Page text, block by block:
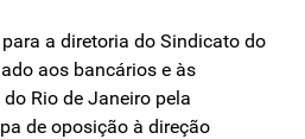
a diretoria do Sindicato do
aos bancários e às
Rio de Janeiro pela
de oposição à direção